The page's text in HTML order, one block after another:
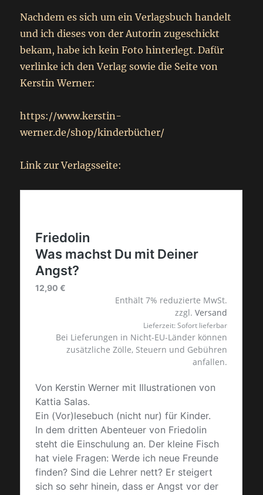
Nachdem es sich um ein Verlagsbuch handelt
und ich dieses von der Autorin zugeschickt
bekam, habe ich kein Foto hinterlegt. Dafür
verlinke ich den Verlag sowie die Seite von
Kerstin Werner:
https://www.kerstin-
werner.de/shop/kinderbücher/
Link zur Verlagsseite: